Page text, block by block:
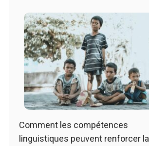
Comment les compétences
linguistiques peuvent renforcer la